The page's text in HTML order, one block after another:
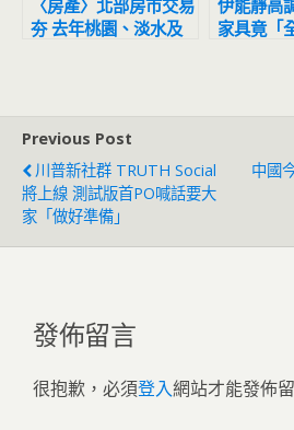
〈房產〉北部房市交易
夯 去年桃園、淡水及
伊能靜高
家具竟「
Previous Post
川普新社群 TRUTH Social
將上線 測試版首PO喊話要大
家「做好準備」
中國
發佈留言
很抱歉，必須登入網站才能發佈